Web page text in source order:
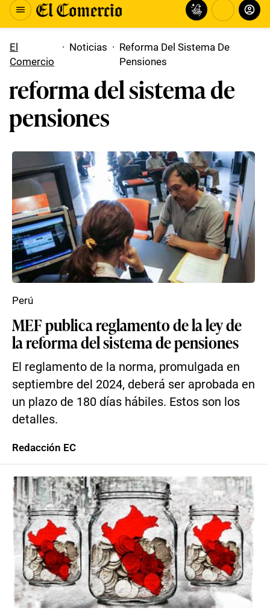
El
Comercio
· Noticias · Reforma Del Sistema De
Pensiones
reforma del sistema de
pensiones
MEF publica reglamento de la ley de
la reforma del sistema de pensiones
El reglamento de la norma, promulgada en
septiembre del 2024, deberá ser aprobada en
un plazo de 180 días hábiles. Estos son los
detalles.
Perú
Redacción EC